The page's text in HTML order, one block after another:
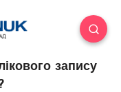
запису